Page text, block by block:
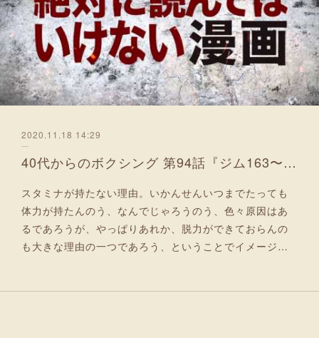
2020.11.18 14:29
40代からのボクシング 第94話『ジム163〜168日目：脱力のための前鋸筋と腰と尻と脚』
スタミナが持たない理由。いかんせんいつまでたっても
体力が持たんのう、なんでじゃろうのう、色々原因はあ
るであろうが、やっぱりあれか、脱力ができておらんの
も大きな理由の一つであろう、ということでイメージ…